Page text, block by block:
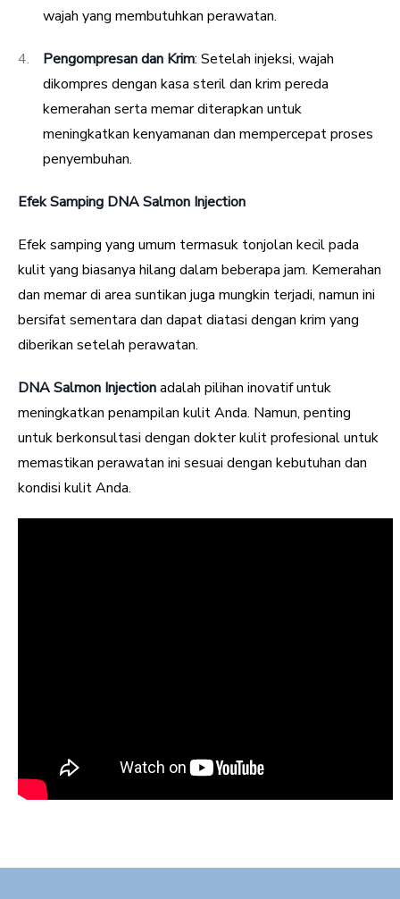
wajah yang membutuhkan perawatan.
Pengompresan dan Krim: Setelah injeksi, wajah
dikompres dengan kasa steril dan krim pereda
kemerahan serta memar diterapkan untuk
meningkatkan kenyamanan dan mempercepat proses
penyembuhan.
Efek Samping DNA Salmon Injection
Efek samping yang umum termasuk tonjolan kecil pada
kulit yang biasanya hilang dalam beberapa jam. Kemerahan
dan memar di area suntikan juga mungkin terjadi, namun ini
bersifat sementara dan dapat diatasi dengan krim yang
diberikan setelah perawatan.
DNA Salmon Injectionadalah pilihan inovatif untuk
meningkatkan penampilan kulit Anda. Namun, penting
untuk berkonsultasi dengan dokter kulit profesional untuk
memastikan perawatan ini sesuai dengan kebutuhan dan
kondisi kulit Anda.